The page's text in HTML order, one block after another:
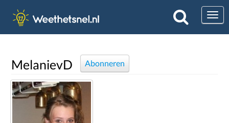
MelanievD Abonneren